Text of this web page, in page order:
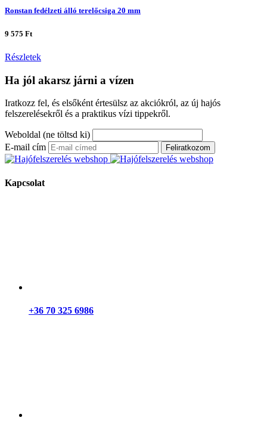
Ronstan fedélzeti álló terelőcsiga 20 mm
9 575 Ft
Részletek
Ha jól akarsz járni a vízen
Iratkozz fel, és elsőként értesülsz az akciókról, az új hajós
felszerelésekről és a praktikus vízi tippekről.
Weboldal (ne töltsd ki)
E-mail cím
Feliratkozom
Kapcsolat
+36 70 325 6986